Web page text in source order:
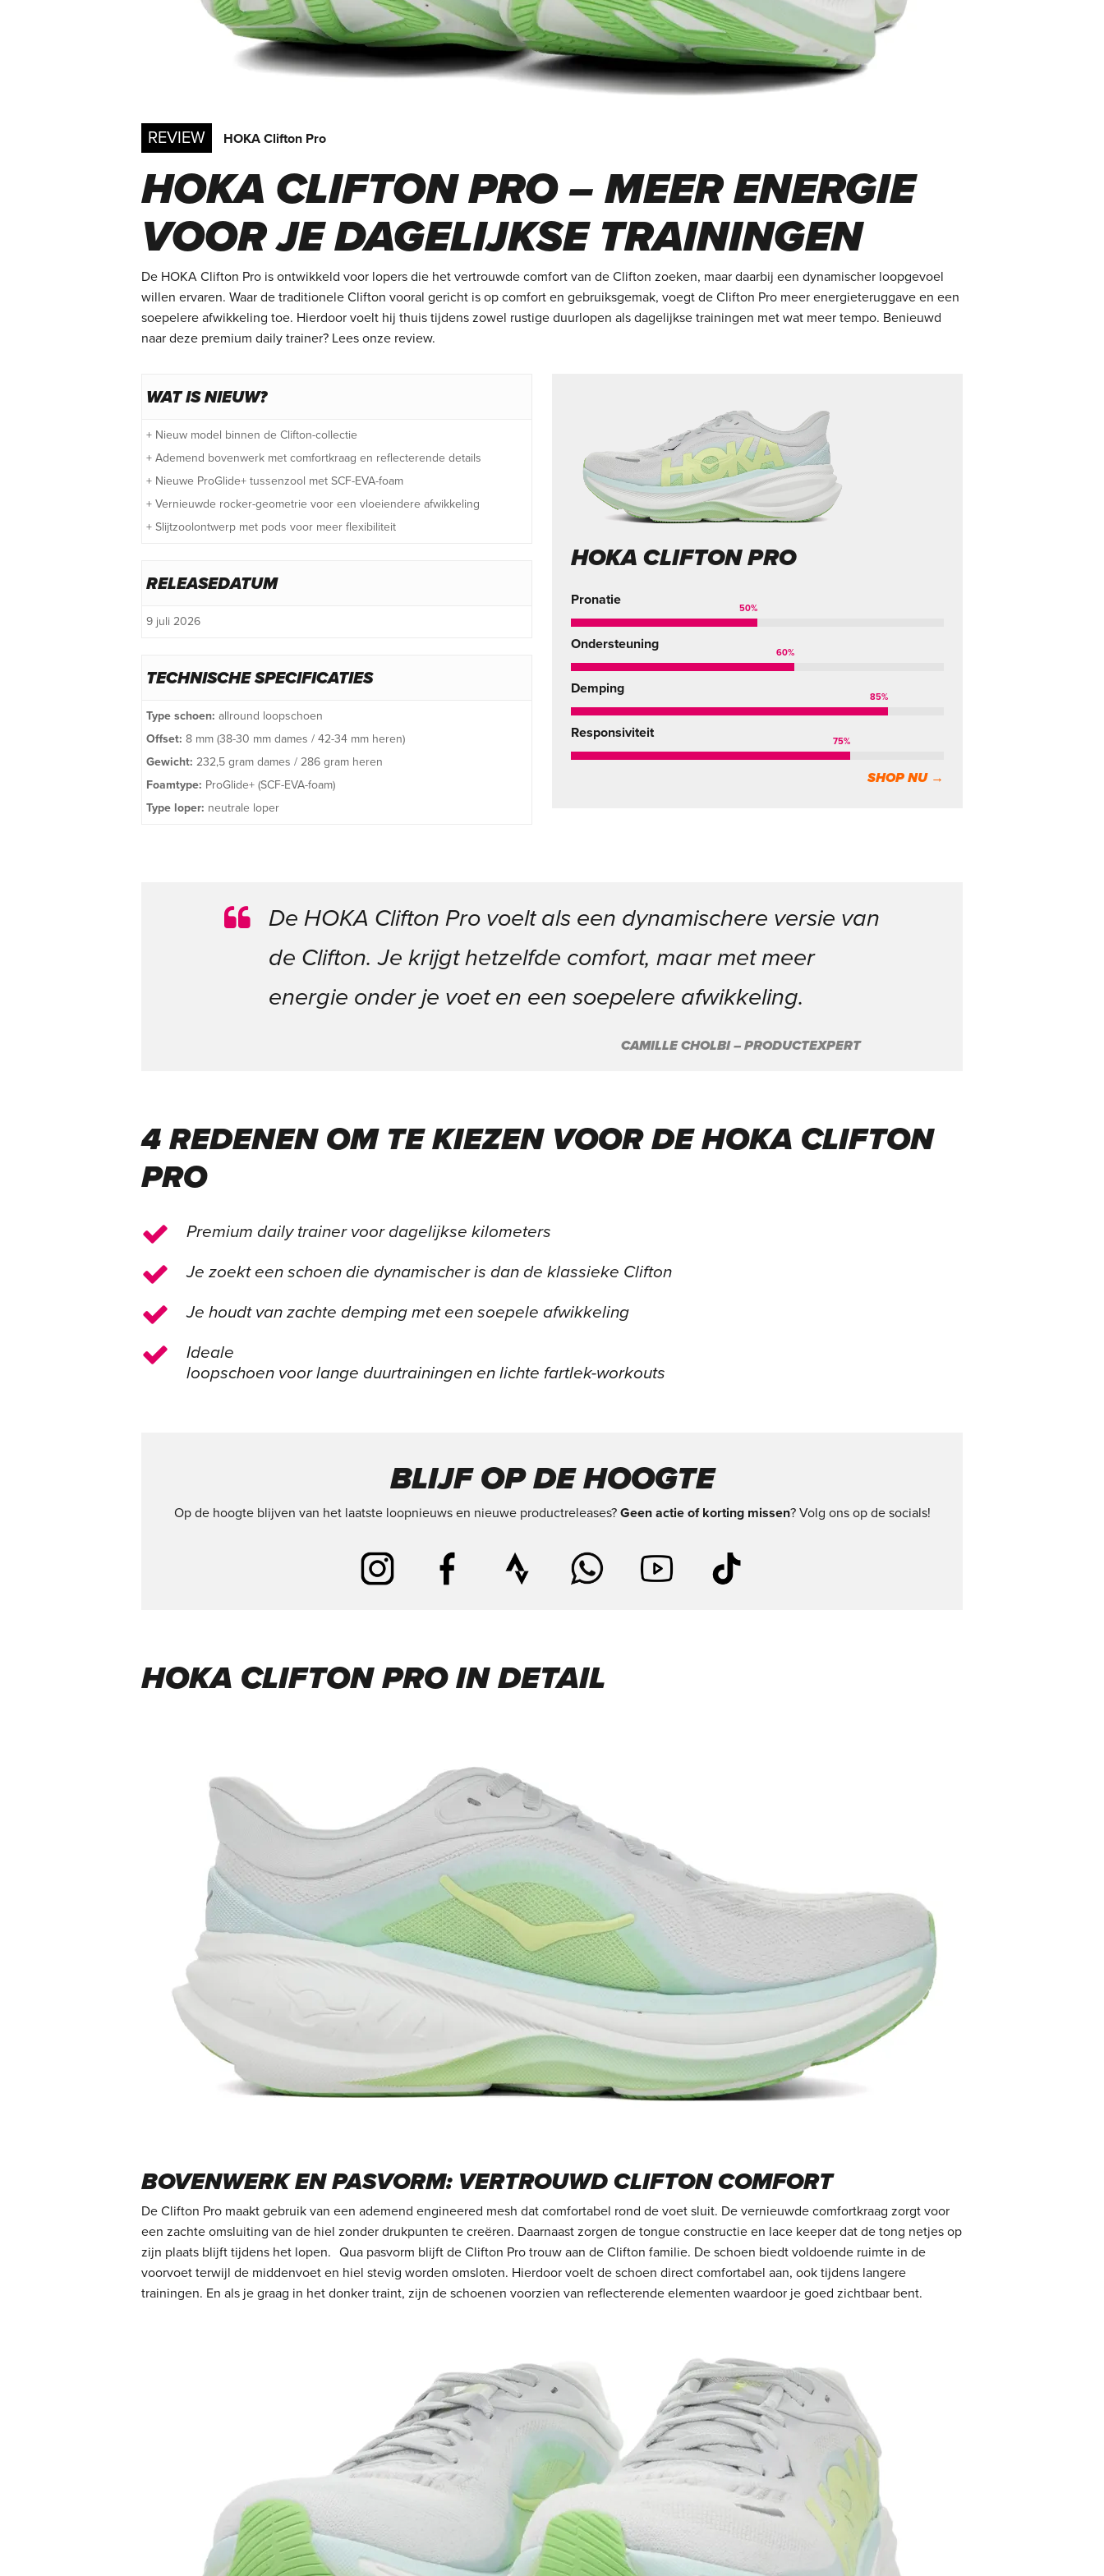
REVIEW HOKA Clifton Pro
HOKA CLIFTON PRO – MEER ENERGIE
VOOR JE DAGELIJKSE TRAININGEN
De HOKA Clifton Pro is ontwikkeld voor lopers die het vertrouwde comfort van de Clifton zoeken, maar daarbij een dynamischer loopgevoel
willen ervaren. Waar de traditionele Clifton vooral gericht is op comfort en gebruiksgemak, voegt de Clifton Pro meer energieteruggave en een
soepelere afwikkeling toe. Hierdoor voelt hij thuis tijdens zowel rustige duurlopen als dagelijkse trainingen met wat meer tempo. Benieuwd
naar deze premium daily trainer? Lees onze review.
WAT IS NIEUW?
+ Nieuw model binnen de Clifton-collectie
+ Ademend bovenwerk met comfortkraag en reflecterende details
+ Nieuwe ProGlide+ tussenzool met SCF-EVA-foam
+ Vernieuwde rocker-geometrie voor een vloeiendere afwikkeling
+ Slijtzoolontwerp met pods voor meer flexibiliteit
RELEASEDATUM
9 juli 2026
TECHNISCHE SPECIFICATIES
Type schoen: allround loopschoen
Offset: 8 mm (38-30 mm dames / 42-34 mm heren)
Gewicht: 232,5 gram dames / 286 gram heren
Foamtype: ProGlide+ (SCF-EVA-foam)
Type loper: neutrale loper
HOKA CLIFTON PRO
Pronatie
50%
Ondersteuning
60%
Demping
85%
Responsiviteit
75%
SHOP NU →
De HOKA Clifton Pro voelt als een dynamischere versie van
de Clifton. Je krijgt hetzelfde comfort, maar met meer
energie onder je voet en een soepelere afwikkeling.
CAMILLE CHOLBI – PRODUCTEXPERT
4 REDENEN OM TE KIEZEN VOOR DE HOKA CLIFTON
PRO
Premium daily trainer voor dagelijkse kilometers
Je zoekt een schoen die dynamischer is dan de klassieke Clifton
Je houdt van zachte demping met een soepele afwikkeling
Ideale
loopschoen voor lange duurtrainingen en lichte fartlek-workouts
BLIJF OP DE HOOGTE
Op de hoogte blijven van het laatste loopnieuws en nieuwe productreleases? Geen actie of korting missen? Volg ons op de socials!
HOKA CLIFTON PRO IN DETAIL
BOVENWERK EN PASVORM: VERTROUWD CLIFTON COMFORT
De Clifton Pro maakt gebruik van een ademend engineered mesh dat comfortabel rond de voet sluit. De vernieuwde comfortkraag zorgt voor
een zachte omsluiting van de hiel zonder drukpunten te creëren. Daarnaast zorgen de tongue constructie en lace keeper dat de tong netjes op
zijn plaats blijft tijdens het lopen. Qua pasvorm blijft de Clifton Pro trouw aan de Clifton familie. De schoen biedt voldoende ruimte in de
voorvoet terwijl de middenvoet en hiel stevig worden omsloten. Hierdoor voelt de schoen direct comfortabel aan, ook tijdens langere
trainingen. En als je graag in het donker traint, zijn de schoenen voorzien van reflecterende elementen waardoor je goed zichtbaar bent.